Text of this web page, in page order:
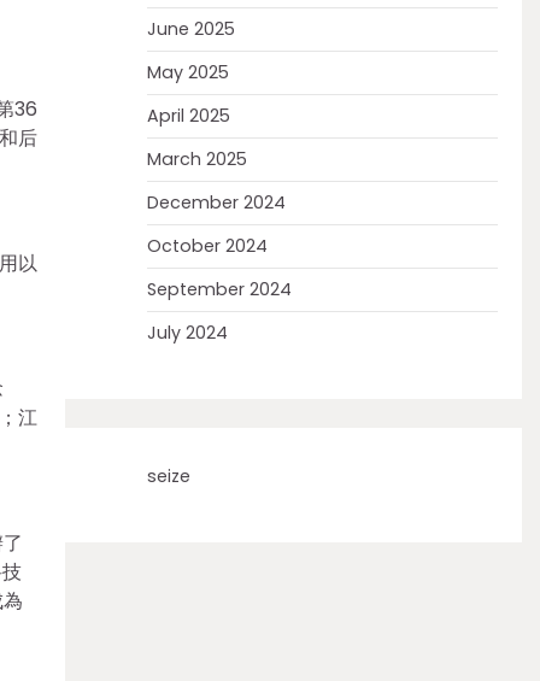
36
后
以
江
June 2025
May 2025
April 2025
March 2025
December 2024
October 2024
September 2024
July 2024
seize